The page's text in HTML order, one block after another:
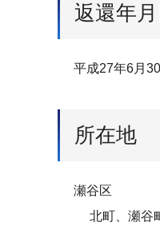
返還年月
平成27年6月
所在地
瀬谷区
北町、瀬谷